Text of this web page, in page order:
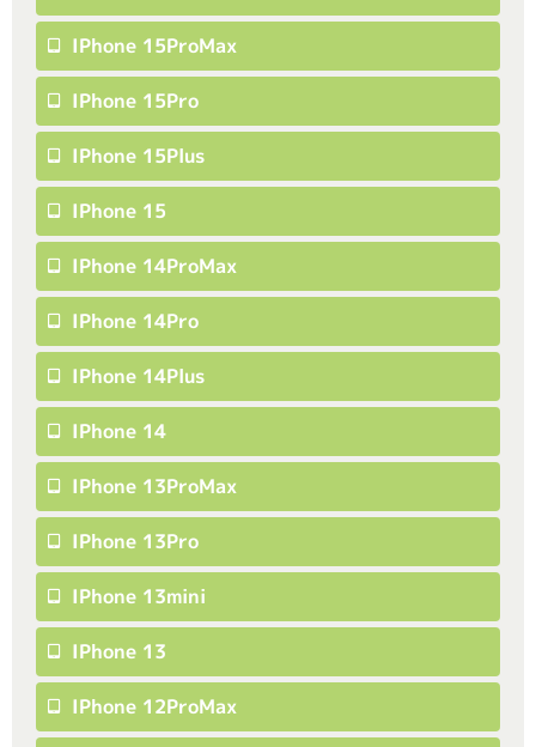
IPhone 15ProMax
IPhone 15Pro
IPhone 15Plus
IPhone 15
IPhone 14ProMax
IPhone 14Pro
IPhone 14Plus
IPhone 14
IPhone 13ProMax
IPhone 13Pro
IPhone 13mini
IPhone 13
IPhone 12ProMax